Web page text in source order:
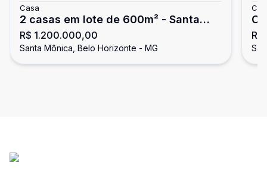
Casa
2 casas em lote de 600m² - Santa
Mônica
R$ 1.200.000,00
Santa Mônica, Belo Horizonte - MG